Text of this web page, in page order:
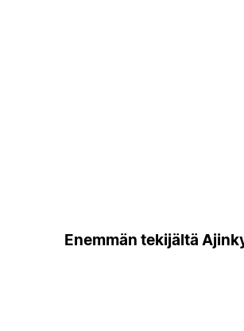
Enemmän tekijältä